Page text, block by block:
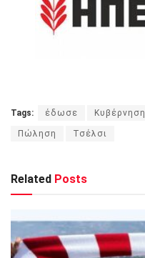
Tags: έδωσε Κυβέρνηση
Πώληση Τσέλσι
Related Posts